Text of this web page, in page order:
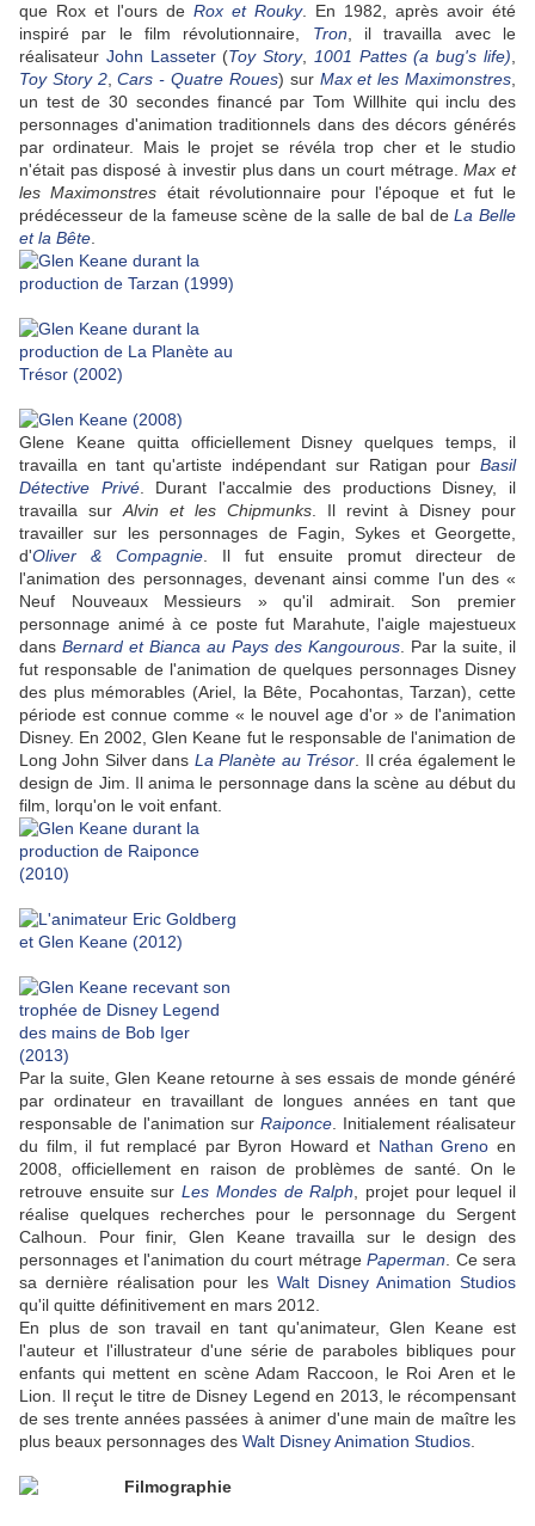
que Rox et l'ours de Rox et Rouky. En 1982, après avoir été
inspiré par le film révolutionnaire, Tron , il travailla avec le
réalisateur John Lasseter(Toy Story, 1001 Pattes (a bug's life)
Toy Story 2,Cars - Quatre Roues) sur Max et les Maximonstres
un test de 30 secondes financé par Tom Willhite qui inclu des
personnages d'animation traditionnels dans des décors générés
par ordinateur. Mais le projet se révéla trop cher et le studio
n'était pas disposé à investir plus dans un court métrage.Max et
les Maximonstres était révolutionnaire pour l'époque et fut le
prédécesseur de la fameuse scène de la salle de bal deLa Belle
et la Bête
Glene Keane quitta officiellement Disney quelques temps, il
travailla en tant qu'artiste indépendant sur Ratigan pour Basil
Détective Privé. Durant l'accalmie des productions Disney, il
travailla sur Alvin et les Chipmunks . Il revint à Disney pour
travailler sur les personnages de Fagin, Sykes et Georgette,
d'Oliver & Compagnie . Il fut ensuite promut directeur de
l'animation des personnages, devenant ainsi comme l'un des «
Neuf Nouveaux Messieurs » qu'il admirait. Son premier
personnage animé à ce poste fut Marahute, l'aigle majestueux
dans Bernard et Bianca au Pays des Kangourous . Par la suite, il
fut responsable de l'animation de quelques personnages Disney
des plus mémorables (Ariel, la Bête, Pocahontas, Tarzan), cette
période est connue comme « le nouvel age d'or » de l'animation
Disney. En 2002, Glen Keane fut le responsable de l'animation de
Long John Silver dans La Planète au Trésor . Il créa également le
design de Jim. Il anima le personnage dans la scène au début du
film, lorqu'on le voit enfant.
Par la suite, Glen Keane retourne à ses essais de monde généré
par ordinateur en travaillant de longues années en tant que
responsable de l'animation sur Raiponce . Initialement réalisateur
du film, il fut remplacé par Byron Howard et Nathan Greno en
2008, officiellement en raison de problèmes de santé. On le
retrouve ensuite surLes Mondes de Ralph , projet pour lequel il
réalise quelques recherches pour le personnage du Sergent
Calhoun. Pour finir, Glen Keane travailla sur le design des
personnages et l'animation du court métrage Paperman . Ce sera
sa dernière réalisation pour les Walt Disney Animation Studios
qu'il quitte définitivement en mars 2012.
En plus de son travail en tant qu'animateur, Glen Keane est
l'auteur et l'illustrateur d'une série de paraboles bibliques pour
enfants qui mettent en scène Adam Raccoon, le Roi Aren et le
Lion. Il reçut le titre de Disney Legend en 2013, le récompensant
de ses trente années passées à animer d'une main de maître les
plus beaux personnages des Walt Disney Animation Studios